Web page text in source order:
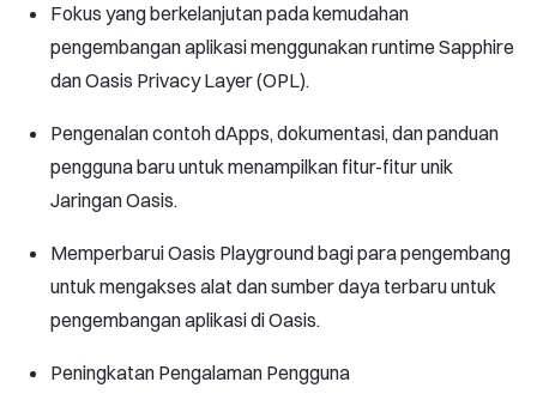
Fokus yang berkelanjutan pada kemudahan
pengembangan aplikasi menggunakan runtime Sapphire
dan Oasis Privacy Layer (OPL).
Pengenalan contoh dApps, dokumentasi, dan panduan
pengguna baru untuk menampilkan fitur-fitur unik
Jaringan Oasis.
Memperbarui Oasis Playground bagi para pengembang
untuk mengakses alat dan sumber daya terbaru untuk
pengembangan aplikasi di Oasis.
Peningkatan Pengalaman Pengguna